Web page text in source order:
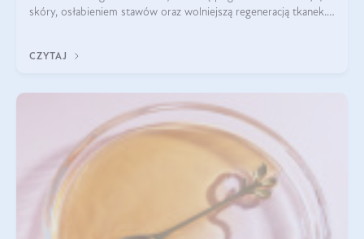
skóry, osłabieniem stawów oraz wolniejszą regeneracją tkanek.
osłabienie włosów.
CZYTAJ